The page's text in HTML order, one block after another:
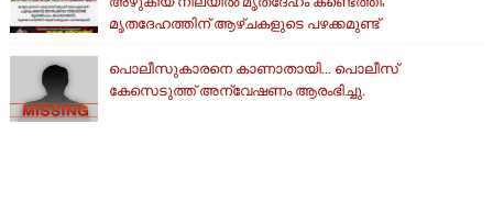
മൃതദേഹത്തിന് ആഴ്ചകളുടെ പഴക്കമുണ്ട്
പൊലീസുകാരനെ കാണാതായി... പൊലീസ്
കേസെടുത്ത് അന്വേഷണം ആരംഭിച്ചു.